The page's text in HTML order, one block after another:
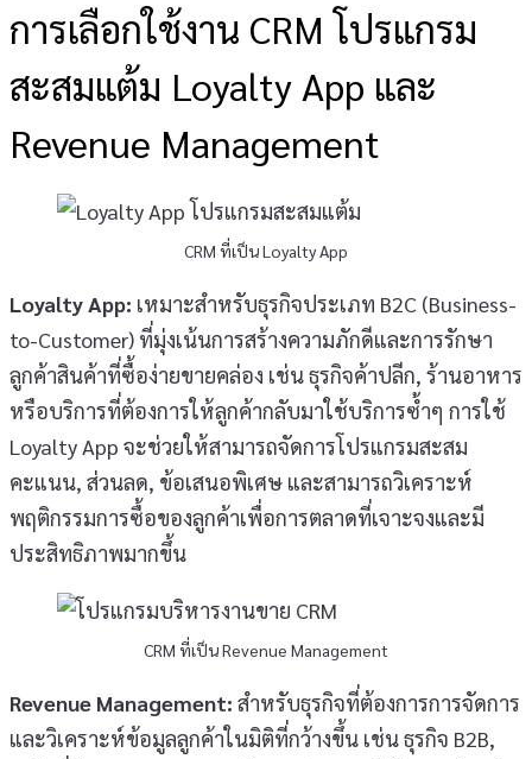
การเลือกใช้งาน CRM โปรแกรม
สะสมแต้ม Loyalty App และ
Revenue Management
CRM ที่เป็น Loyalty App
Loyalty App: เหมาะสำหรับธุรกิจประเภท B2C (Business-
to-Customer) ที่มุ่งเน้นการสร้างความภักดีและการรักษา
ลูกค้าสินค้าที่ซื้อง่ายขายคล่อง เช่น ธุรกิจค้าปลีก, ร้านอาหาร
หรือบริการที่ต้องการให้ลูกค้ากลับมาใช้บริการซ้ำๆ การใช้
Loyalty App จะช่วยให้สามารถจัดการโปรแกรมสะสม
คะแนน, ส่วนลด, ข้อเสนอพิเศษ และสามารถวิเคราะห์
พฤติกรรมการซื้อของลูกค้าเพื่อการตลาดที่เจาะจงและมี
ประสิทธิภาพมากขึ้น
CRM ที่เป็น Revenue Management
Revenue Management: สำหรับธุรกิจที่ต้องการการจัดการ
และวิเคราะห์ข้อมูลลูกค้าในมิติที่กว้างขึ้น เช่น ธุรกิจ B2B,